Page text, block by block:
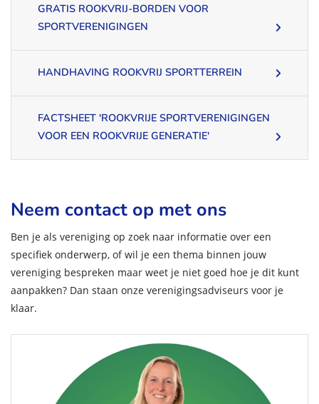
GRATIS ROOKVRIJ-BORDEN VOOR
SPORTVERENIGINGEN
HANDHAVING ROOKVRIJ SPORTTERREIN
FACTSHEET 'ROOKVRIJE SPORTVERENIGINGEN
VOOR EEN ROOKVRIJE GENERATIE'
Neem contact op met ons
Ben je als vereniging op zoek naar informatie over een
specifiek onderwerp, of wil je een thema binnen jouw
vereniging bespreken maar weet je niet goed hoe je dit kunt
aanpakken? Dan staan onze verenigingsadviseurs voor je
klaar.